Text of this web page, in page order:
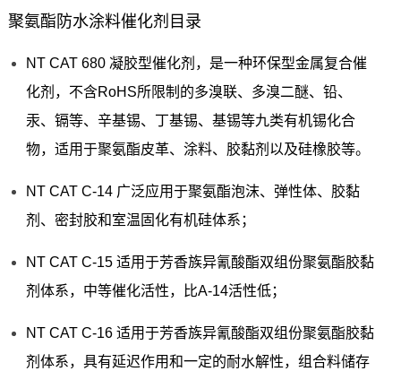
聚氨酯防水涂料催化剂目录
NT CAT 680 凝胶型催化剂，是一种环保型金属复合催
化剂，不含RoHS所限制的多溴联、多溴二醚、铅、
汞、镉等、辛基锡、丁基锡、基锡等九类有机锡化合
物，适用于聚氨酯皮革、涂料、胶黏剂以及硅橡胶等。
NT CAT C-14 广泛应用于聚氨酯泡沫、弹性体、胶黏
剂、密封胶和室温固化有机硅体系；
NT CAT C-15 适用于芳香族异氰酸酯双组份聚氨酯胶黏
剂体系，中等催化活性，比A-14活性低；
NT CAT C-16 适用于芳香族异氰酸酯双组份聚氨酯胶黏
剂体系，具有延迟作用和一定的耐水解性，组合料储存